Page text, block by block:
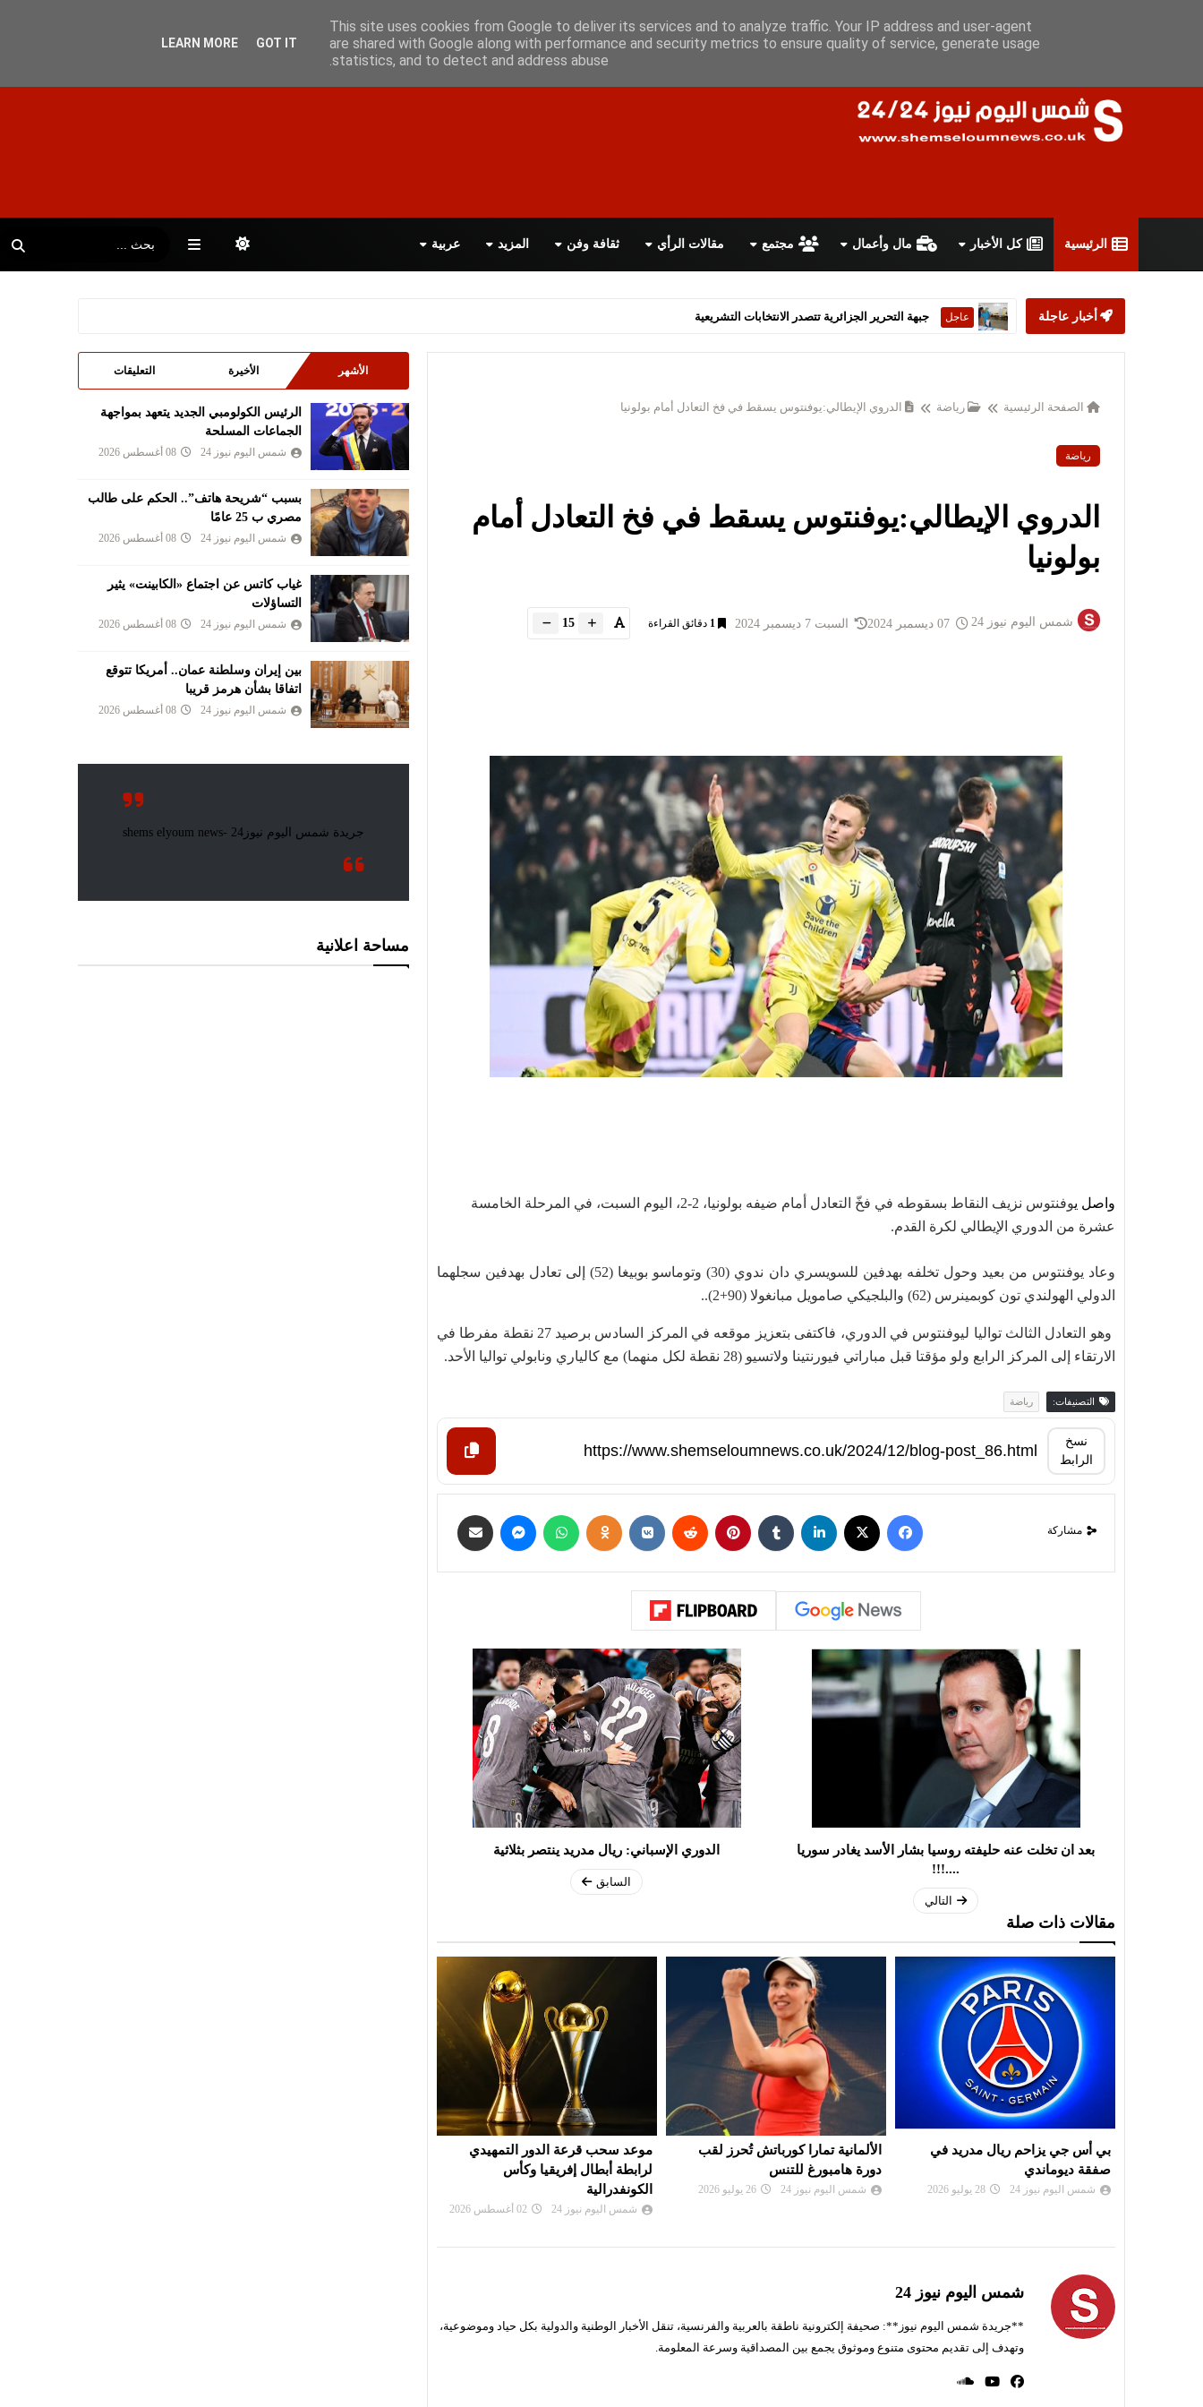
سياسة الخصوصية اتفاقية الاستخدام أعلن معانا اتصل بنا اقرأ الصحيفة PDF
الرئيسية كل الأخبار مال وأعمال مجتمع مقالات الرأي ثقافة وفن المزيد عربية
أخبار عاجلة عاجل ستارمر يعلن استقالته من رئاسة الحكومة البريطانية
الصفحة الرئيسية رياضة الدروي الإيطالي:يوفنتوس يسقط في فخ التعادل أمام بولونيا
رياضة
الدروي الإيطالي:يوفنتوس يسقط في فخ التعادل أمام
بولونيا
شمس اليوم نيوز 24 السبت 7 ديسمبر 2024 1 دقائق القراءة 15
واصل ي
وفنتوس نزيف النقاط بسقوطه في فخّ التعادل أمام ضيفه بولونيا، 2-2، اليوم السبت، في المرحلة الخامسة
عشرة من الدوري الإيطالي لكرة القدم.
وعاد يوفنتوس من بعيد وحول تخلفه بهدفين للسويسري دان ندوي (30) وتوماسو بوبيغا (52) إلى تعادل بهدفين سجلهما
الدولي الهولندي تون كوبمينرس (62) والبلجيكي صامويل مبانغولا (90+2)..
وهو التعادل الثالث تواليا ليوفنتوس في الدوري، فاكتفى بتعزيز موقعه في المركز السادس برصيد 27 نقطة مفرطا في
الارتقاء إلى المركز الرابع ولو مؤقتا قبل مباراتي فيورنتينا ولاتسيو (28 نقطة لكل منهما) مع كالياري ونابولي تواليا الأحد.
التصنيفات: رياضة
نسخ
الرابط
مشاركة
بعد ان تخلت عنه حليفته روسيا بشار الأسد يغادر سوريا
....!!!
التالي
الدوري الإسباني: ريال مدريد ينتصر بثلاثية
السابق
مقالات ذات صلة
الألمانية تمارا كورباتش تُحرز لقب
دورة هامبورغ للتنس
شمس اليوم نيوز 24 26 يوليو 2026
موعد سحب قرعة الدور التمهيدي
لرابطة أبطال إفريقيا وكأس
الكونفدرالية
بي أس جي يزاحم ريال مدريد في
صفقة ديوماندي
شمس اليوم نيوز 24
شمس اليوم نيوز 24
**جريدة شمس اليوم نيوز**: صحيفة إلكترونية ناطقة بالعربية والفرنسية، تنقل الأخبار الوطنية والدولية بكل حياد وموضوعية،
وتهدف إلى تقديم محتوى متنوع وموثوق يجمع بين المصداقية وسرعة المعلومة.
الأشهر الأخيرة التعليقات
الرئيس الكولومبي الجديد يتعهد بمواجهة
الجماعات المسلحة
شمس اليوم نيوز 24 08 أغسطس 2026
بسبب “شريحة هاتف”.. الحكم على طالب
مصري ب 25 عامًا
شمس اليوم نيوز 24 08 أغسطس 2026
غياب كاتس عن اجتماع «الكابينت» يثير
التساؤلات
شمس اليوم نيوز 24 08 أغسطس 2026
بين إيران وسلطنة عمان.. أمريكا تتوقع
اتفاقا بشأن هرمز قريبا
شمس اليوم نيوز 24 08 أغسطس 2026
مساحة اعلانية
This site uses cookies from Google to deliver its services and to analyze traffic. Your IP address and user-agent
are shared with Google along with performance and security metrics to ensure quality of service, generate usage
statistics, and to detect and address abuse.
LEARN MORE GOT IT